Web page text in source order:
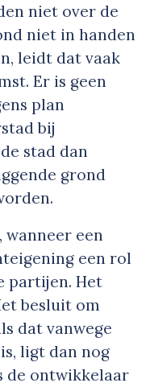
niet over de
niet in handen
leidt dat vaak
Er is geen
plan
bij
stad dan
grond
wanneer een
een rol
partijen. Het
besluit om
dat vanwege
ligt dan nog
de ontwikkelaar